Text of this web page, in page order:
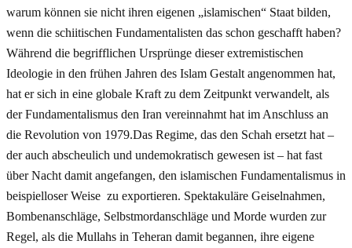
warum können sie nicht ihren eigenen „islamischen“ Staat bilden,
wenn die schiitischen Fundamentalisten das schon geschafft haben?
Während die begrifflichen Ursprünge dieser extremistischen
Ideologie in den frühen Jahren des Islam Gestalt angenommen hat,
hat er sich in eine globale Kraft zu dem Zeitpunkt verwandelt, als
der Fundamentalismus den Iran vereinnahmt hat im Anschluss an
die Revolution von 1979.Das Regime, das den Schah ersetzt hat –
der auch abscheulich und undemokratisch gewesen ist – hat fast
über Nacht damit angefangen, den islamischen Fundamentalismus in
beispielloser Weise zu exportieren. Spektakuläre Geiselnahmen,
Bombenanschläge, Selbstmordanschläge und Morde wurden zur
Regel, als die Mullahs in Teheran damit begannen, ihre eigene